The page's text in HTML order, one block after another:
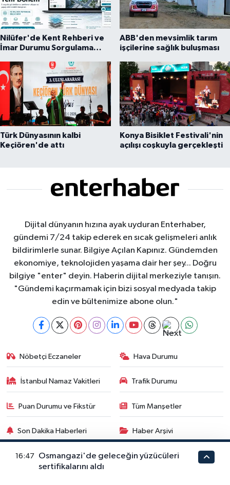
Nilüfer'de Kent Rehberi ve
İmar Durumu Sorgulama
ABB'den mevsimlik tarım
işçilerine sağlık buluşması
Türk Dünyasının kalbi
Keçiören'de attı
Konya Bisiklet Festivali'nin
açılışı coşkuyla gerçekleşti
Dijital dünyanın hızına ayak uyduran Enterhaber,
gündemi 7/24 takip ederek en sıcak gelişmeleri anlık
bildirimlerle sunar. Bilgiye Açılan Kapınız. Gündemden
ekonomiye, teknolojiden yaşama dair her şey... Doğru
bilgiye "enter" deyin. Haberin dijital merkeziyle tanışın.
"Gündemi kaçırmamak için bizi sosyal medyada takip
edin ve bültenimize abone olun."
Nöbetçi Eczaneler Hava Durumu
İstanbul Namaz Vakitleri Trafik Durumu
Puan Durumu ve Fikstür Tüm Manşetler
Son Dakika Haberleri Haber Arşivi
16:47
Osmangazi'de geleceğin yüzücüleri
sertifikalarını aldı